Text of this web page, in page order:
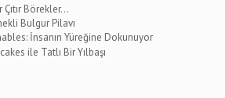
Çıtır Börekler...
Bulgur Pilavı
İnsanın Yüreğine Dokunuyor
ile Tatlı Bir Yılbaşı